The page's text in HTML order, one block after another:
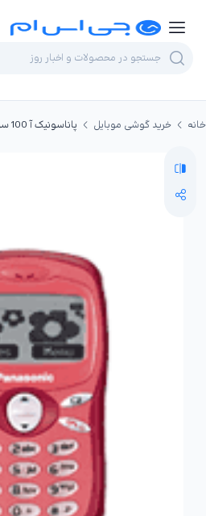
خانه خرید گوشی موبایل پاناسونیک آ 100 سریس